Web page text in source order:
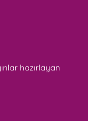
hazırlayan